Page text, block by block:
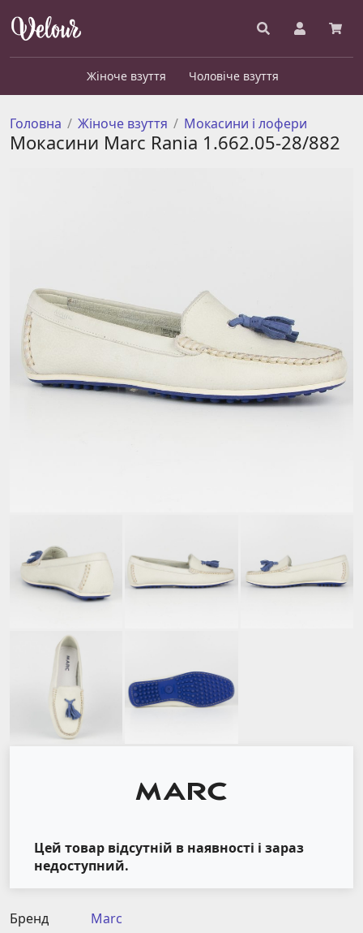
Жіноче взуття Чоловіче взуття
Головна Жіноче взуття Мокасини і лофери
Мокасини Marc Rania 1.662.05-28/882
Цей товар відсутній в наявності і зараз
недоступний.
Бренд
Marc